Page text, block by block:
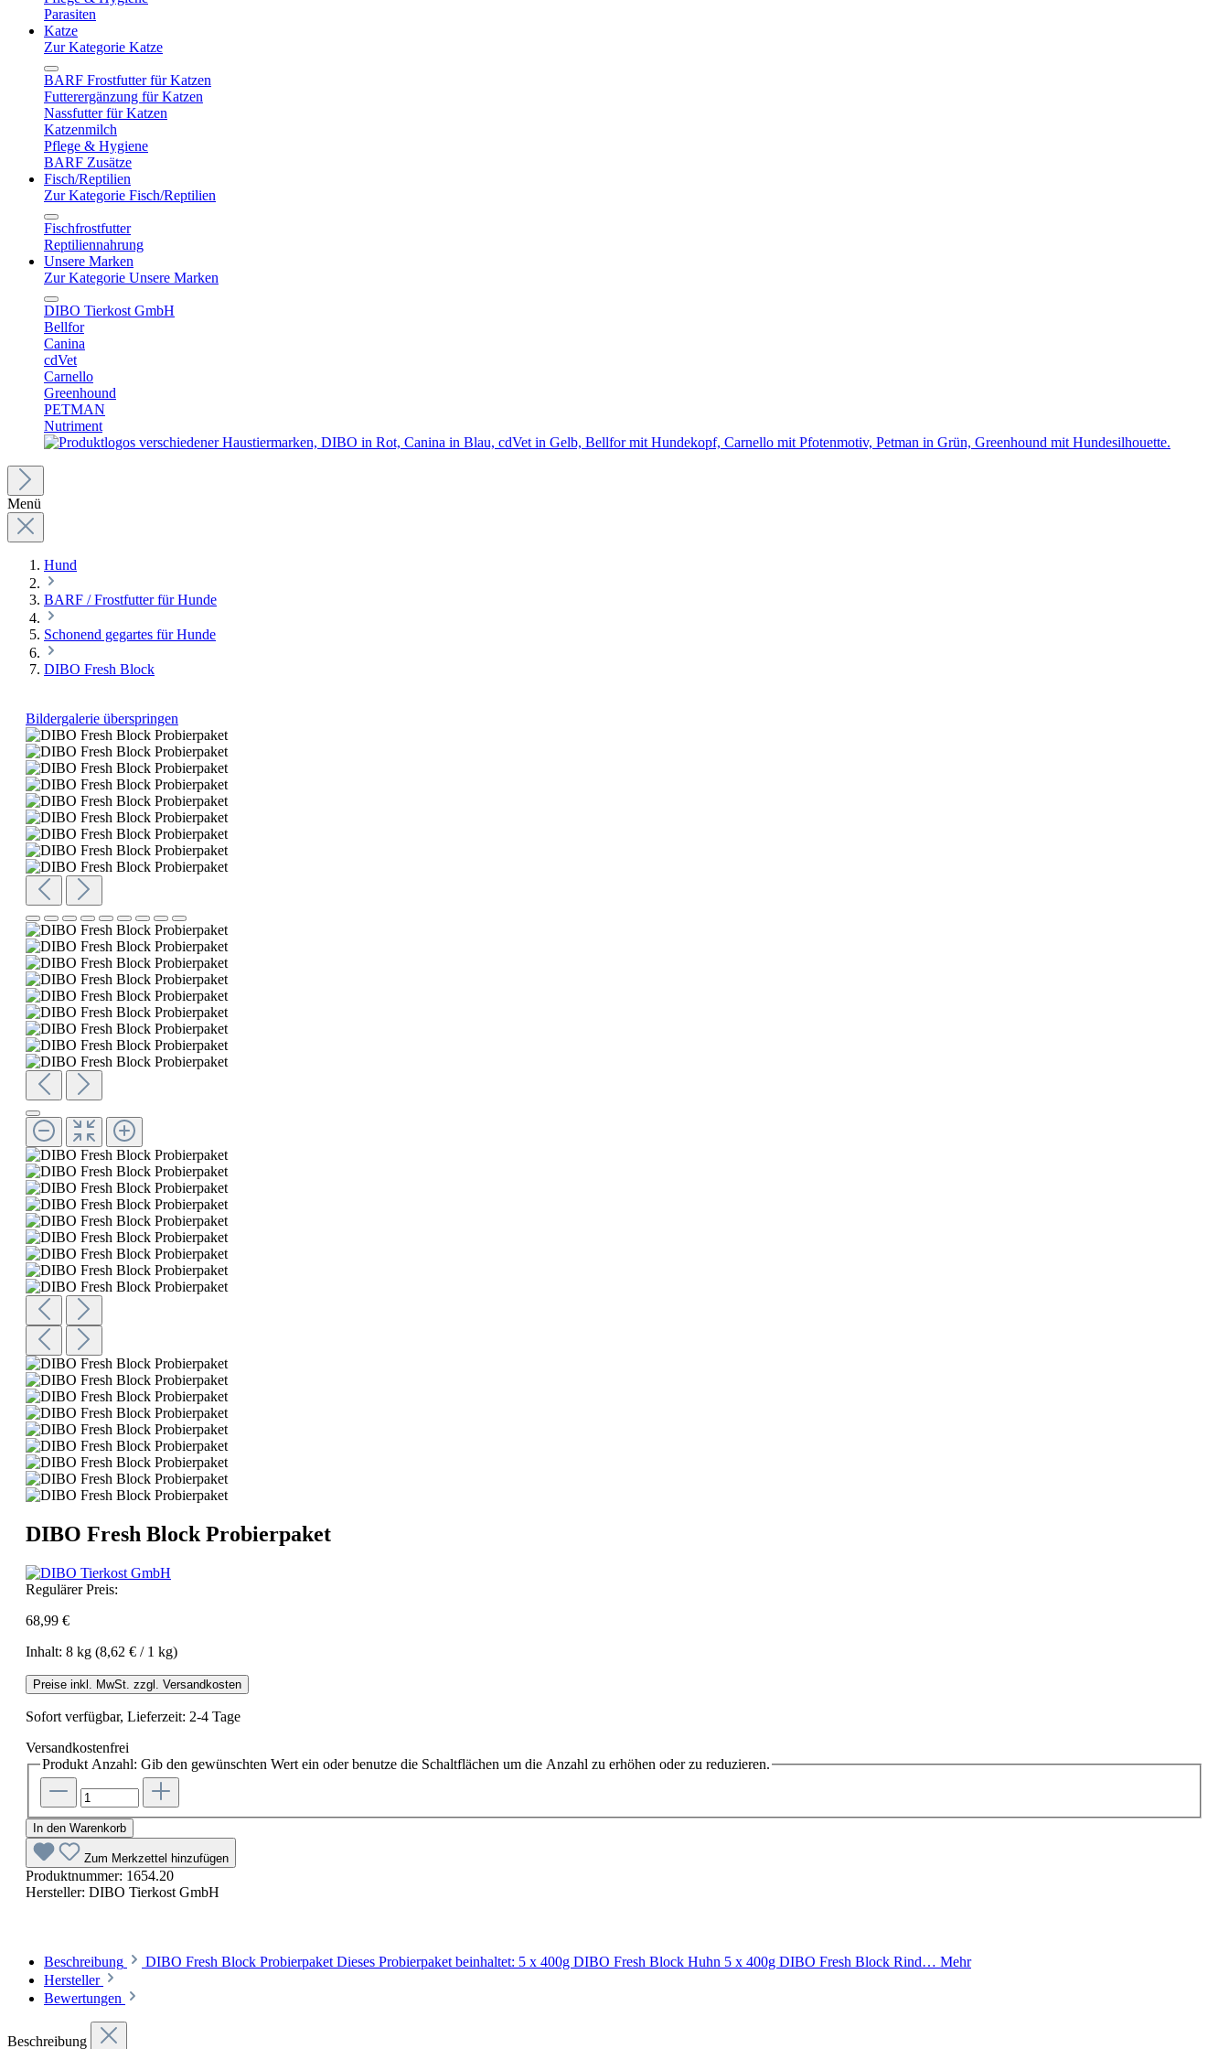
Parasiten
Katze
Zur Kategorie Katze
BARF Frostfutter für Katzen
Futterergänzung für Katzen
Nassfutter für Katzen
Katzenmilch
Pflege & Hygiene
BARF Zusätze
Fisch/Reptilien
Zur Kategorie Fisch/Reptilien
Fischfrostfutter
Reptiliennahrung
Unsere Marken
Zur Kategorie Unsere Marken
DIBO Tierkost GmbH
Bellfor
Canina
cdVet
Carnello
Greenhound
PETMAN
Nutriment
Menü
Hund
BARF / Frostfutter für Hunde
Schonend gegartes für Hunde
DIBO Fresh Block
Bildergalerie überspringen
DIBO Fresh Block Probierpaket
Regulärer Preis:
68,99 €
Inhalt: 8 kg (8,62 € / 1 kg)
Preise inkl. MwSt. zzgl. Versandkosten
Sofort verfügbar, Lieferzeit: 2-4 Tage
Versandkostenfrei
Produkt Anzahl: Gib den gewünschten Wert ein oder benutze die Schaltflächen um die Anzahl zu erhöhen oder zu reduzieren.
In den Warenkorb
Zum Merkzettel hinzufügen
Produktnummer: 1654.20
Hersteller: DIBO Tierkost GmbH
Beschreibung DIBO Fresh Block Probierpaket Dieses Probierpaket beinhaltet: 5 x 400g DIBO Fresh Block Huhn 5 x 400g DIBO Fresh Block Rind… Mehr
Hersteller
Bewertungen
Beschreibung